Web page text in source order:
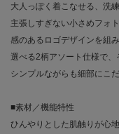
大人っぽく着こなせる、洗
主張しすぎない小さめフォ
感のあるロゴデザインを組
選べる2柄アソート仕様で、
シンプルながらも細部にこ
■素材／機能特性
ひんやりとした肌触りが心